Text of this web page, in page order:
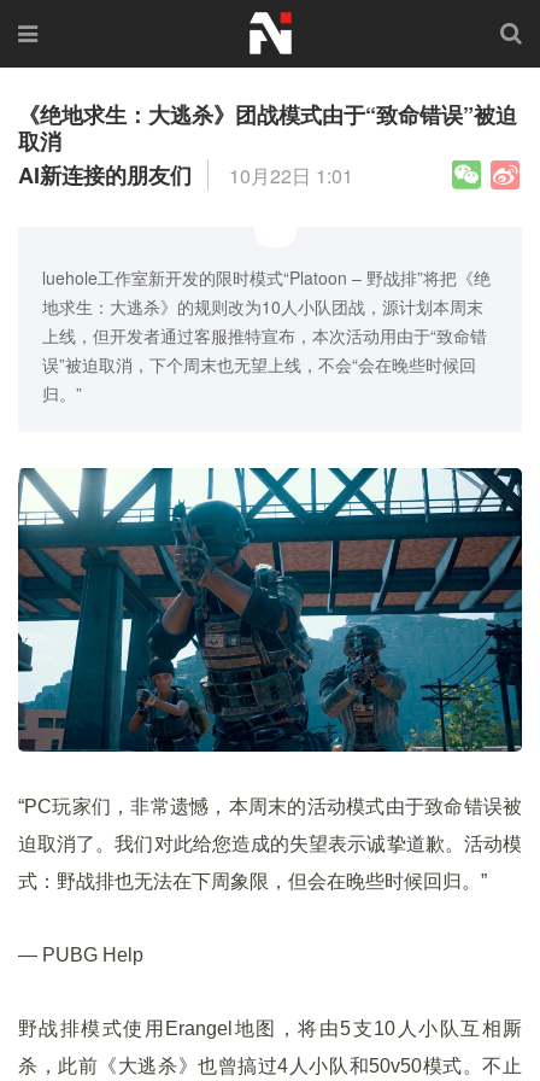
《绝地求生：大逃杀》团战模式由于“致命错误”被迫
取消
AI新连接的朋友们
10月22日 1:01
luehole工作室新开发的限时模式“Platoon – 野战排”将把《绝
地求生：大逃杀》的规则改为10人小队团战，源计划本周末
上线，但开发者通过客服推特宣布，本次活动用由于“致命错
误”被迫取消，下个周末也无望上线，不会“会在晚些时候回
归。”
“PC玩家们，非常遗憾，本周末的活动模式由于致命错误被
迫取消了。我们对此给您造成的失望表示诚挚道歉。活动模
式：野战排也无法在下周象限，但会在晚些时候回归。”
— PUBG Help
野战排模式使用Erangel地图，将由5支10人小队互相厮
杀，此前《大逃杀》也曾搞过4人小队和50v50模式。不止